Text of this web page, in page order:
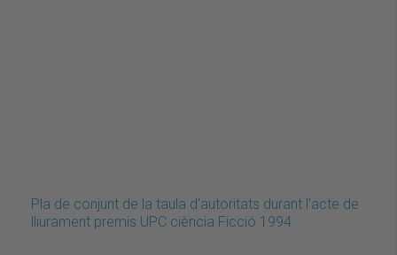
Pla de conjunt de la taula d'autoritats durant l'acte de
lliurament premis UPC ciència Ficció 1994